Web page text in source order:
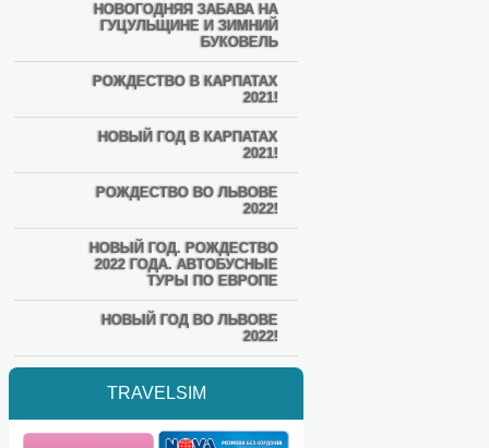
НОВОГОДНЯЯ ЗАБАВА НА
ГУЦУЛЬЩИНЕ И ЗИМНИЙ
БУКОВЕЛЬ
РОЖДЕСТВО В КАРПАТАХ
2021!
НОВЫЙ ГОД В КАРПАТАХ
2021!
РОЖДЕСТВО ВО ЛЬВОВЕ
2022!
НОВЫЙ ГОД. РОЖДЕСТВО
2022 ГОДА. АВТОБУСНЫЕ
ТУРЫ ПО ЕВРОПЕ
НОВЫЙ ГОД ВО ЛЬВОВЕ
2022!
TRAVELSIM